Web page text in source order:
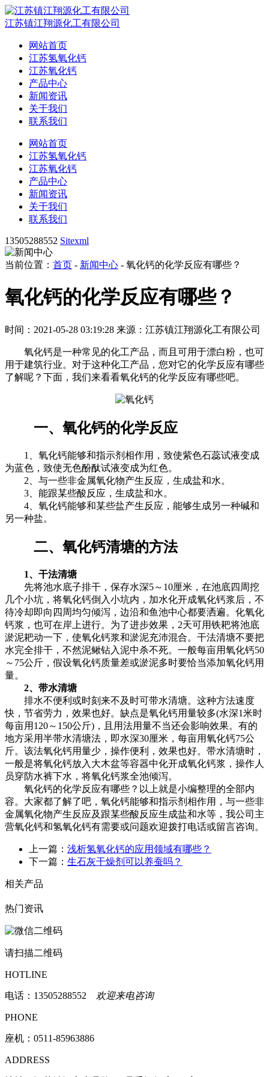
江苏镇江翔源化工有限公司
网站首页
江苏氢氧化钙
江苏氧化钙
产品中心
新闻资讯
关于我们
联系我们
网站首页
江苏氢氧化钙
江苏氧化钙
产品中心
新闻资讯
关于我们
联系我们
13505288552 Sitexml
当前位置： 首页 - 新闻中心 - 氧化钙的化学反应有哪些？
氧化钙的化学反应有哪些？
时间：2021-05-28 03:19:28 来源：江苏镇江翔源化工有限公司
氧化钙是一种常见的化工产品，而且可用于漂白粉，也可
用于建筑行业。对于这种化工产品，您对它的化学反应有哪些
了解呢？下面，我们来看看氧化钙的化学反应有哪些吧。
一、氧化钙的化学反应
1、氧化钙能够和指示剂相作用，致使紫色石蕊试液变成
为蓝色，致使无色酚酞试液变成为红色。
2、与一些非金属氧化物产生反应，生成盐和水。
3、能跟某些酸反应，生成盐和水。
4、氧化钙能够和某些盐产生反应，能够生成另一种碱和
另一种盐。
二、氧化钙清塘的方法
1、干法清塘
先将池水底子排干，保存水深5～10厘米，在池底四周挖
几个小坑，将氧化钙倒入小坑内，加水化开成氧化钙浆后，不
待冷却即向四周均匀倾泻，边沿和鱼池中心都要洒遍。化氧化
钙浆，也可在岸上进行。为了进步效果，2天可用铁耙将池底
淤泥耙动一下，使氧化钙浆和淤泥充沛混合。干法清塘不要把
水完全排干，不然泥鳅钻入泥中杀不死。一般每亩用氧化钙50
～75公斤，假设氧化钙质量差或淤泥多时要恰当添加氧化钙用
量。
2、带水清塘
排水不便利或时刻来不及时可带水清塘。这种方法速度
快，节省劳力，效果也好。缺点是氧化钙用量较多(水深1米时
每亩用120～150公斤)，且用法用量不当还会影响效果。有的
地方采用半带水清塘法，即水深30厘米，每亩用氧化钙75公
斤。该法氧化钙用量少，操作便利，效果也好。带水清塘时，
一般是将氧化钙放入大木盆等容器中化开成氧化钙浆，操作人
员穿防水裤下水，将氧化钙浆全池倾泻。
氧化钙的化学反应有哪些？以上就是小编整理的全部内
容。大家都了解了吧，氧化钙能够和指示剂相作用，与一些非
金属氧化物产生反应及跟某些酸反应生成盐和水等，我公司主
营氧化钙和氢氧化钙有需要或问题欢迎拨打电话或留言咨询。
上一篇： 浅析氢氧化钙的应用领域有哪些？
下一篇： 生石灰干燥剂可以养蚕吗？
相关产品
热门资讯
请扫描二维码
HOTLINE
电话： 13505288552 欢迎来电咨询
PHONE
座机：0511-85963886
ADDRESS